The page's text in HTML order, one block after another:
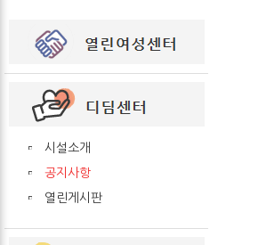
시설소개
공지사항
열린게시판